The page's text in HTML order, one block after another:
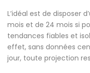
L’idéal est de disposer
mois et de 24 mois si
tendances fiables et
effet, sans données
jour, toute projection